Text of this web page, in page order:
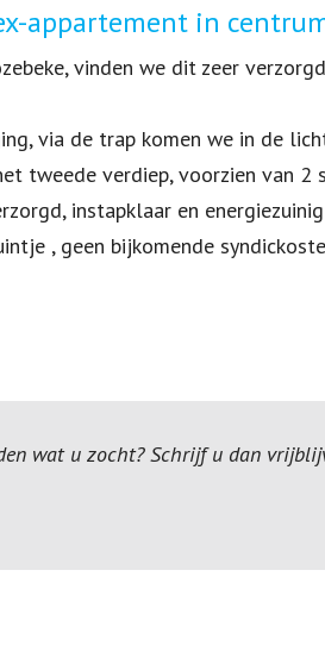
appartement in
vinden we dit zeer
via de trap komen we in de
tweede verdiep, voorzien van 2
instapklaar en
, geen bijkomende
wat u zocht? Schrijf u dan